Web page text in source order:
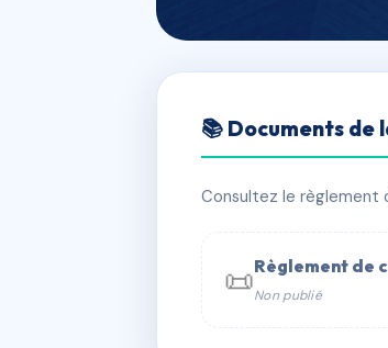
📍 concordia, 97150
📞 Contacter Syndic
📚 Documents
Consultez le règlement
📜Règlement de
Non publié